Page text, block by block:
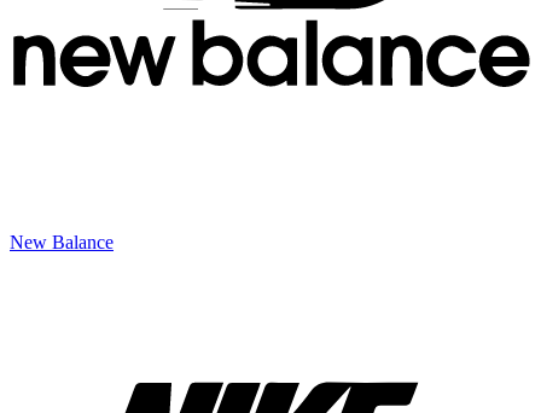
New Balance